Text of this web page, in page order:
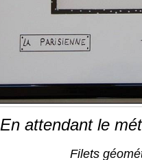
En attendant le
Filets